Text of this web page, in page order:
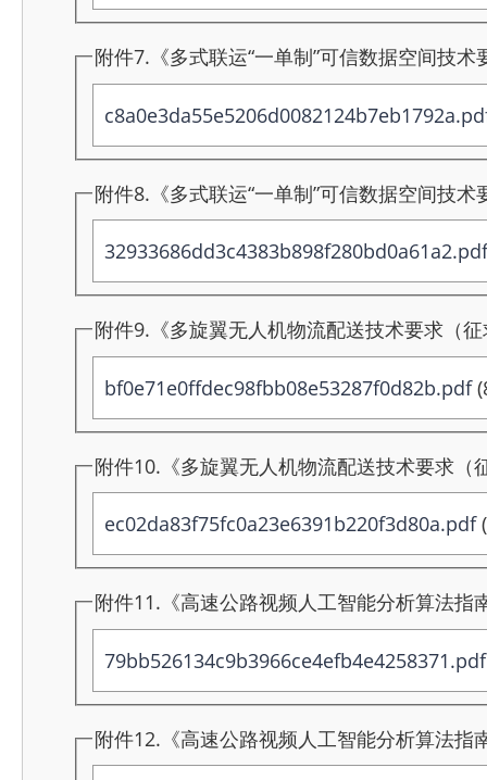
附件7.《多式联运“一单制”可信数据空间技
附件8.《多式联运“一单制”可信数据空间技
32933686dd3c4383b898f280bd0a61a2.pdf
附件9.《多旋翼无人机物流配送技术要求（
bf0e71e0ffdec98fbb08e53287f0d82b.pdf
附件10.《多旋翼无人机物流配送技术要求（
ec02da83f75fc0a23e6391b220f3d80a.pdf
附件11.《高速公路视频人工智能分析算法指
79bb526134c9b3966ce4efb4e4258371.pdf
附件12.《高速公路视频人工智能分析算法